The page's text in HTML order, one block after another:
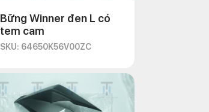
Bững Winner đen L có
tem cam
SKU: 64650K56V00ZC